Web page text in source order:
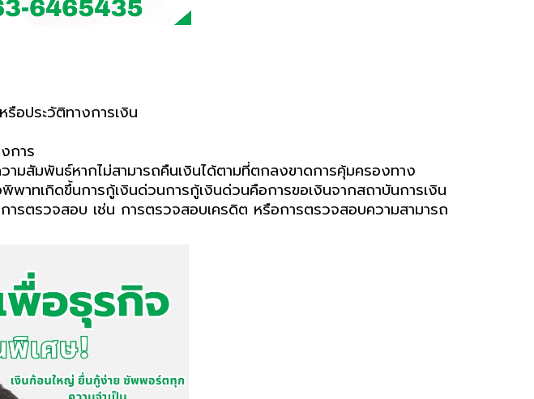
อประวัติทางการเงิน
การ
มสัมพันธ์หากไม่สามารถคืนเงินได้ตามที่ตกลงขาดการคุ้มครองทาง
พาทเกิดขึ้นการกู้เงินด่วนการกู้เงินด่วนคือการขอเงินจากสถาบันการเงิน
ารตรวจสอบ เช่น การตรวจสอบเครดิต หรือการตรวจสอบความสามารถ